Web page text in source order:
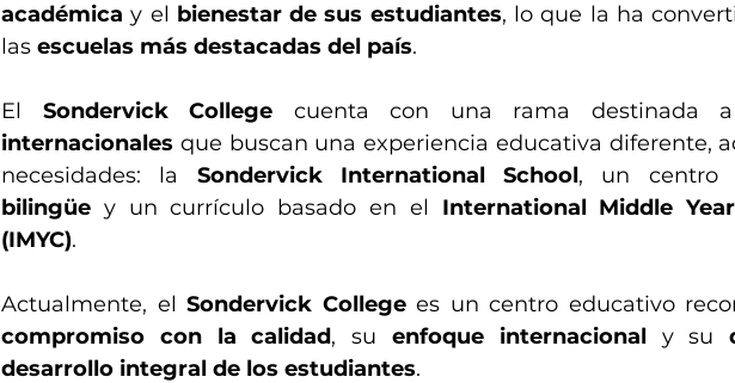
académica y el bienestar de sus estudiantes, lo que la ha
las escuelas más destacadas del país.
El Sondervick College cuenta con una rama destinada
internacionales que buscan una experiencia educativa diferente,
necesidades: la Sondervick International School, un centro
bilingüe y un currículo basado en el International Middle
(IMYC).
Actualmente, el Sondervick College
compromiso con la calidad, su enfoque internacional y su
desarrollo integral de los estudiantes.